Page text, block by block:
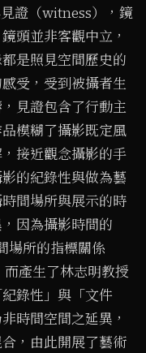
證（witness），鏡
頭並非客觀中立，
是照見空間歷史的
受，受到被攝者生
見證包含了行動主
模糊了攝影既定風
接近觀念攝影的手
的紀錄性與做為藝
間場所與展示的時
因為攝影時間的
場所的指標關係
產生了林志明教授
錄性」與「文件
時間空間之延異，
，由此開展了藝術